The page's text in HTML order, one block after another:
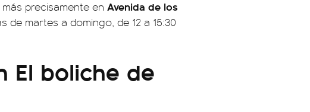
precisamente en Avenida de los
de martes a domingo, de 12 a 15:30
El boliche de